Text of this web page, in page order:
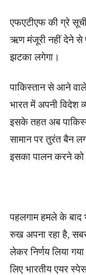
एफएटीएफ की ग्रे
ऋण मंजूरी नहीं देने से
झटका लगेगा।
पाकिस्तान से आने
भारत में अपनी विदेश
इसके तहत अब
सामान पर तुरंत बैन
इसका पालन करने को
पहलगाम हमले के बाद
रुख अपना रहा है,
लेकर निर्णय लिया
लिए भारतीय एयर